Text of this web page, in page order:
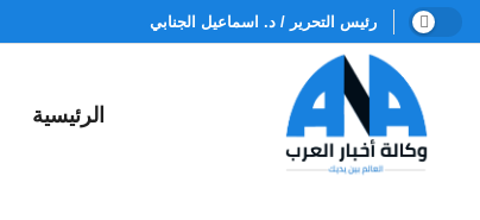
رئيس التحرير / د. اسماعيل الجنابي
الرئيسية